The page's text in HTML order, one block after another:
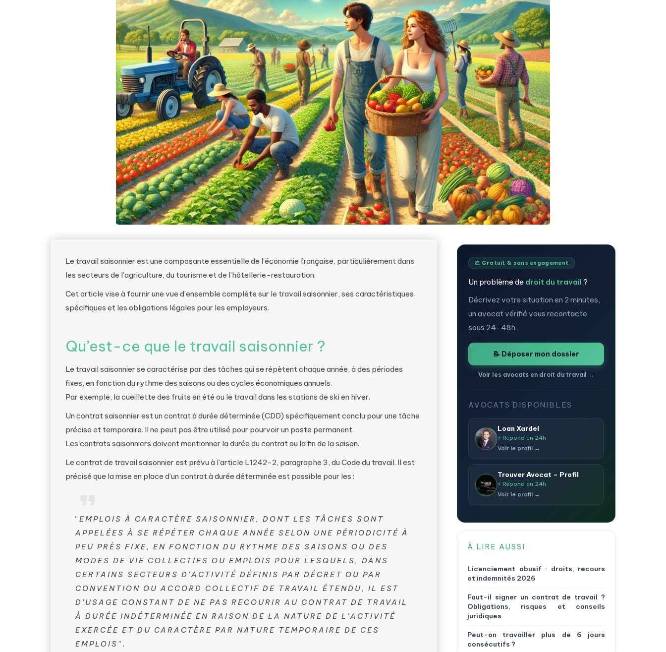
Le travail saisonnier est une composante essentielle de l’économie française, particulièrement dans
les secteurs de l’agriculture, du tourisme et de l’hôtellerie-restauration.
Cet article vise à fournir une vue d’ensemble complète sur le travail saisonnier, ses caractéristiques
spécifiques et les obligations légales pour les employeurs.
Qu’est-ce que le travail saisonnier ?
Le travail saisonnier se caractérise par des tâches qui se répètent chaque année, à des périodes
fixes, en fonction du rythme des saisons ou des cycles économiques annuels.
Par exemple, la cueillette des fruits en été ou le travail dans les stations de ski en hiver.
Un contrat saisonnier est un contrat à durée déterminée (CDD) spécifiquement conclu pour une tâche
précise et temporaire. Il ne peut pas être utilisé pour pourvoir un poste permanent.
Les contrats saisonniers doivent mentionner la durée du contrat ou la fin de la saison.
Le contrat de travail saisonnier est prévu à l’article L1242-2, paragraphe 3, du Code du travail. Il est
précisé que la mise en place d’un contrat à durée déterminée est possible pour les :
“ EMPLOIS À CARACTÈRE SAISONNIER, DONT LES TÂCHES SONT
APPELÉES À SE RÉPÉTER CHAQUE ANNÉE SELON UNE PÉRIODICITÉ À
PEU PRÈS FIXE, EN FONCTION DU RYTHME DES SAISONS OU DES
MODES DE VIE COLLECTIFS OU EMPLOIS POUR LESQUELS, DANS
CERTAINS SECTEURS D’ACTIVITÉ DÉFINIS PAR DÉCRET OU PAR
CONVENTION OU ACCORD COLLECTIF DE TRAVAIL ÉTENDU, IL EST
D’USAGE CONSTANT DE NE PAS RECOURIR AU CONTRAT DE TRAVAIL
À DURÉE INDÉTERMINÉE EN RAISON DE LA NATURE DE L’ACTIVITÉ
EXERCÉE ET DU CARACTÈRE PAR NATURE TEMPORAIRE DE CES
EMPLOIS ”.
⚖️ Gratuit & sans engagement
Un problème de droit du travail ?
Décrivez votre situation en 2 minutes,
un avocat vérifié vous recontacte
sous 24-48h.
📝 Déposer mon dossier
Voir les avocats en droit du travail →
AVOCATS DISPONIBLES
Loan Xardel
⚡ Répond en 24h
Voir le profil →
Trouver Avocat – Profil
⚡ Répond en 24h
Voir le profil →
À LIRE AUSSI
Licenciement abusif : droits, recours
et indemnités 2026
Faut-il signer un contrat de travail ?
Obligations, risques et conseils
juridiques
Peut-on travailler plus de 6 jours
consécutifs ?